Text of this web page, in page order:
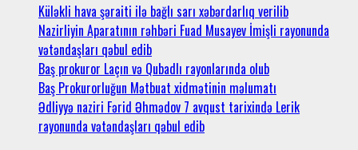
Küləkli hava şəraiti ilə bağlı sarı xəbərdarlıq verilib
Nazirliyin Aparatının rəhbəri Fuad Musayev İmişli rayonunda
vətəndaşları qəbul edib
Baş prokuror Laçın və Qubadlı rayonlarında olub
Baş Prokurorluğun Mətbuat xidmətinin məlumatı
Ədliyyə naziri Fərid Əhmədov 7 avqust tarixində Lerik
rayonunda vətəndaşları qəbul edib